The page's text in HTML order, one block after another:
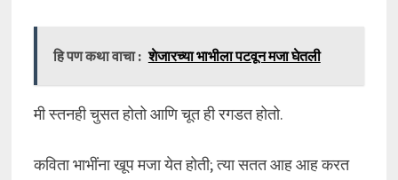
हि पण कथा वाचा : शेजारच्या भाभीला पटवून मजा घेतली
मी स्तनही चुसत होतो आणि चूत ही रगडत होतो.
कविता भाभींना खूप मजा येत होती; त्या सतत आह आह करत